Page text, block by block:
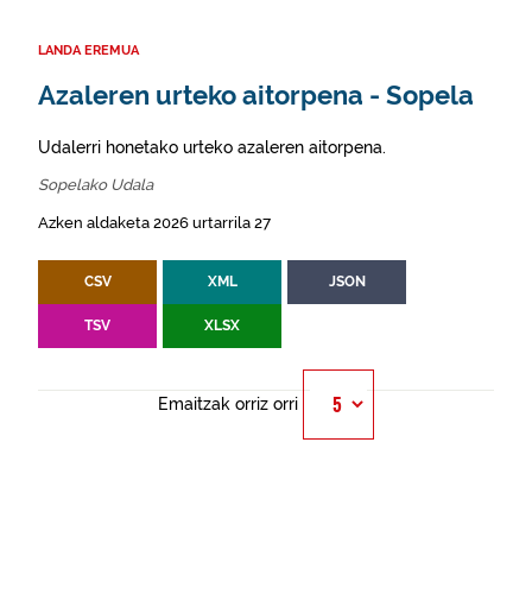
LANDA EREMUA
Azaleren urteko aitorpena - Sopela
Udalerri honetako urteko azaleren aitorpena.
Sopelako Udala
Azken aldaketa 2026 urtarrila 27
CSV XML JSON
TSV XLSX
Emaitzak orriz orri